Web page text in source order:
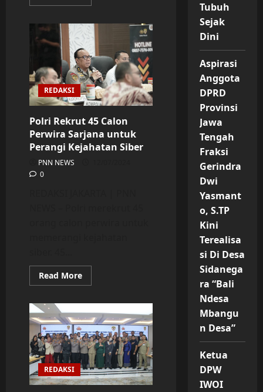
more
Gelar
Kapolri
Cup
Shooting
Championship
2024
REDAKSI
Polri Rekrut 45 Calon
Perwira Sarjana untuk
Perangi Kejahatan Siber
PNN NEWS
0
Read MoreRead
more
45
Calon
Perwira
Sarjana
untuk
Perangi
Kejahatan
Siber
REDAKSI
Tubuh
Sejak
Dini
Aspirasi
Anggota
DPRD
Provinsi
Jawa
Tengah
Fraksi
Gerindra
Dwi
Yasmant
o, S.TP
Kini
Terealisa
si Di Desa
Sidanega
ra “Bali
Ndesa
Mbangu
n Desa”
Ketua
DPW
IWOI